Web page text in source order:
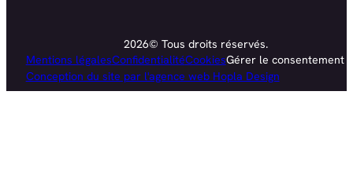
2026© Tous droits réservés.
Mentions légalesConfidentialitéCookiesGérer le consentement
Conception du site par l'agence web Hopla Design